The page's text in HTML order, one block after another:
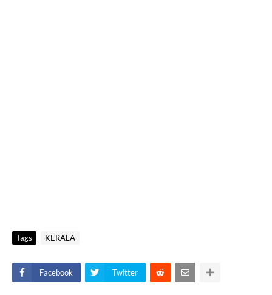
Tags KERALA
Facebook Twitter